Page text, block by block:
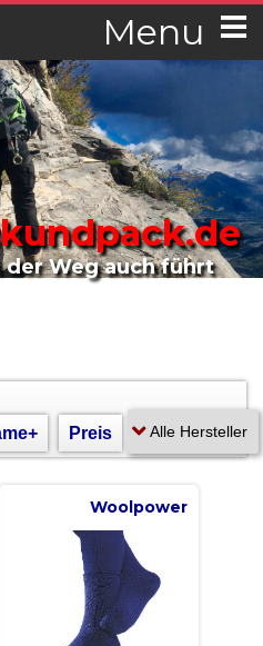
Menu
der Weg auch führt
Preis
Woolpower